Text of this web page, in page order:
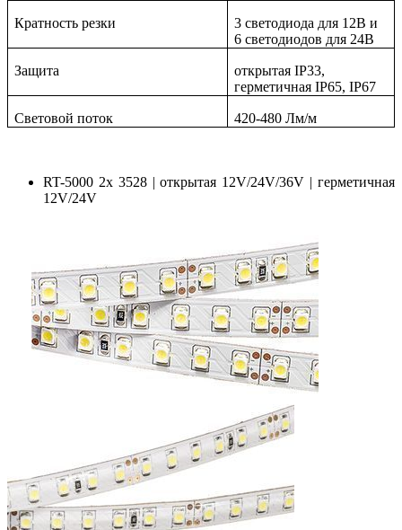
Кратность резки
3 светодиода для 12В и
6 светодиодов для 24В
Защита
открытая IP33,
герметичная IP65, IP67
Световой поток 420-480 Лм/м
RT-5000 2x 3528 | открытая 12V/24V/36V | герметичная
12V/24V